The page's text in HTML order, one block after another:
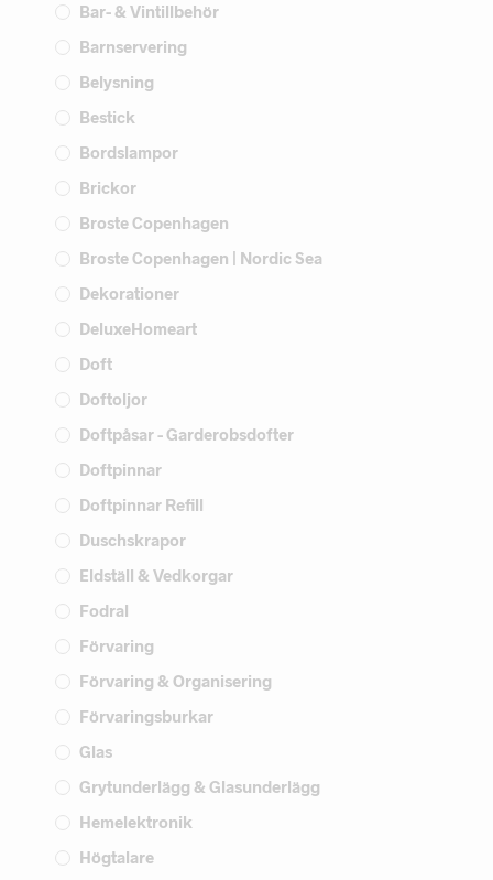
Bar- & Vintillbehör
Barnservering
Belysning
Bestick
Bordslampor
Brickor
Broste Copenhagen
Broste Copenhagen | Nordic Sea
Dekorationer
DeluxeHomeart
Doft
Doftoljor
Doftpåsar - Garderobsdofter
Doftpinnar
Doftpinnar Refill
Duschskrapor
Eldställ & Vedkorgar
Fodral
Förvaring
Förvaring & Organisering
Förvaringsburkar
Glas
Grytunderlägg & Glasunderlägg
Hemelektronik
Högtalare